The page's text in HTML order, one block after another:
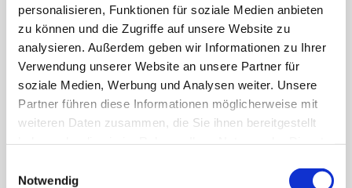
personalisieren, Funktionen für soziale Medien anbieten
zu können und die Zugriffe auf unsere Website zu
analysieren. Außerdem geben wir Informationen zu Ihrer
Verwendung unserer Website an unsere Partner für
soziale Medien, Werbung und Analysen weiter. Unsere
Partner führen diese Informationen möglicherweise mit
weiteren Daten zusammen, die Sie ihnen bereitgestellt
Notwendig
Innenausbau
Holz eignet sich hervorragend zum Leben
und Wohnen. Besprechen Sie Ihre
Holzwünsche mit uns.